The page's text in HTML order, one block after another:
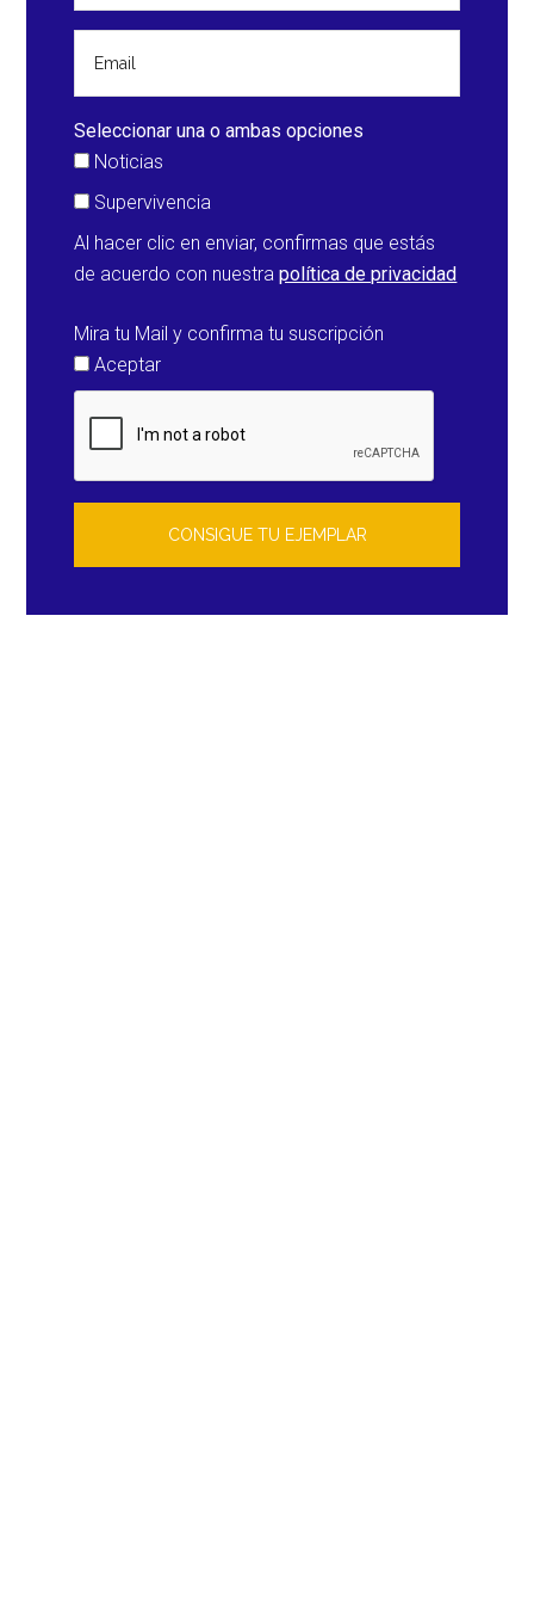
forzado
evacuaciones
Santa
Úrsula
La
Orotava
(España)
Seleccionar una o ambas opciones
Noticias
Supervivencia
Al hacer clic en enviar, confirmas que estás
de acuerdo con nuestrapolítica de privacidad
Mira tu Mail y confirma tu suscripción
Aceptar